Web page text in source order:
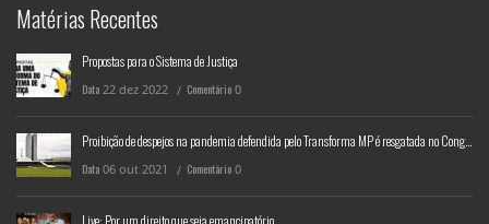
Matérias Recentes
Propostas para o Sistema de Justiça
Data 22 dez 2022 Comentário 0
Proibição de despejos na pandemia defendida pelo Transforma MP é resgatada no Congresso Nacional
Data 06 out 2021 Comentário 0
Live: Por um direito que seja emancipatório